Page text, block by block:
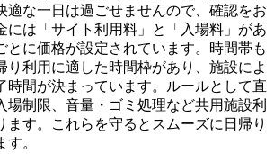
適な一日は過ごせませんので、確認をお
には「サイト利用料」と「入場料」があ
とに価格が設定されています。時間帯も
り利用に適した時間枠があり、施設によ
時間が決まっています。ルールとして直
場制限、音量・ゴミ処理など共用施設利
ます。これらを守るとスムーズに日帰り
。